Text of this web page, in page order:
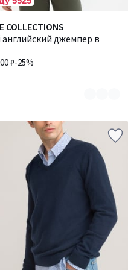
COLLECTIONS
джемпер в
₽-25%